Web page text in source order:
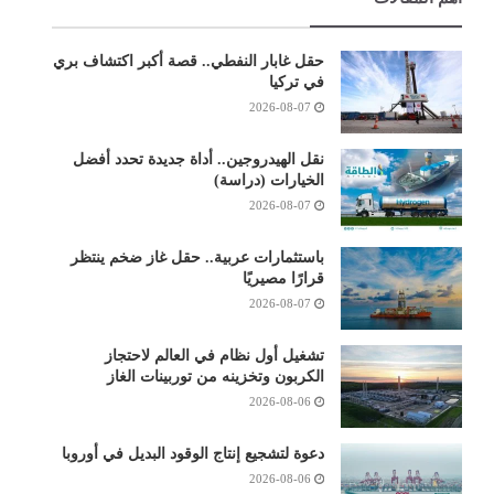
حقل غابار النفطي.. قصة أكبر اكتشاف بري
في تركيا
2026-08-07
نقل الهيدروجين.. أداة جديدة تحدد أفضل
الخيارات (دراسة)
2026-08-07
باستثمارات عربية.. حقل غاز ضخم ينتظر
قرارًا مصيريًا
2026-08-07
تشغيل أول نظام في العالم لاحتجاز
الكربون وتخزينه من توربينات الغاز
2026-08-06
دعوة لتشجيع إنتاج الوقود البديل في أوروبا
2026-08-06